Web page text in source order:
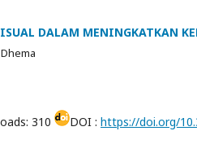
DALAM MENINGKATKAN
310 DOI : https://doi.org/